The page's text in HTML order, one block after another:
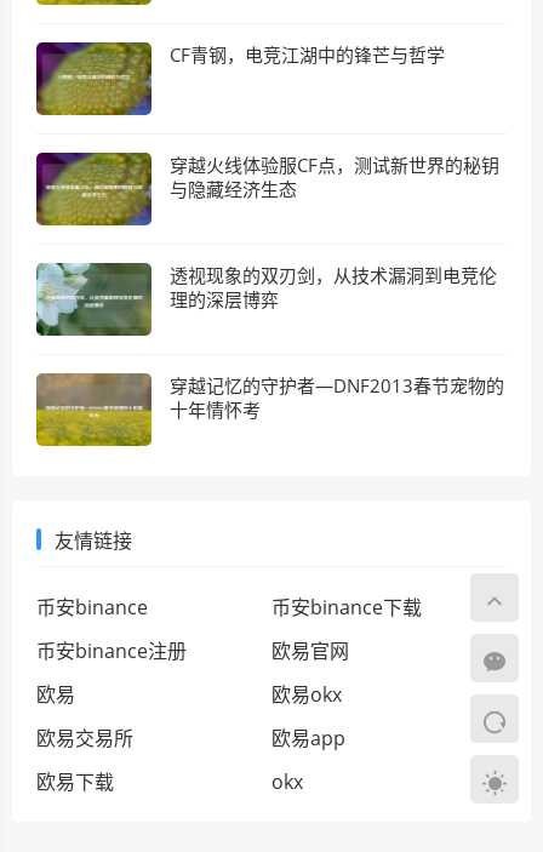
CF青钢，电竞江湖中的锋芒与哲学
穿越火线体验服CF点，测试新世界的秘钥
与隐藏经济生态
透视现象的双刃剑，从技术漏洞到电竞伦
理的深层博弈
穿越记忆的守护者—DNF2013春节宠物的
十年情怀考
友情链接
币安binance
币安binance下载
币安binance注册
欧易官网
欧易
欧易okx
欧易交易所
欧易app
欧易下载
okx